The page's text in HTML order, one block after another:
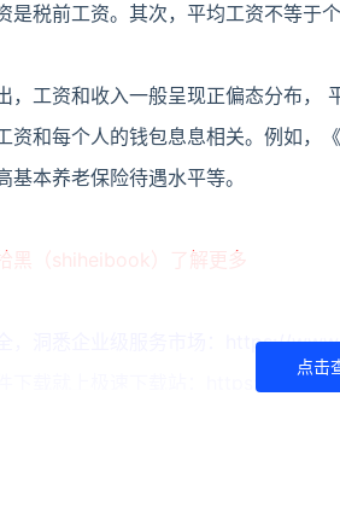
是税前工资。其次，平均工资不等于
，工资和收入一般呈现正偏态分布，
资和每个人的钱包息息相关。例如，
基本养老保险待遇水平等。
黑（shiheibook）了解更多
，洞悉企业级服务市场：https://
下载就上极速下载站：https://
news/s/1162.html
点击